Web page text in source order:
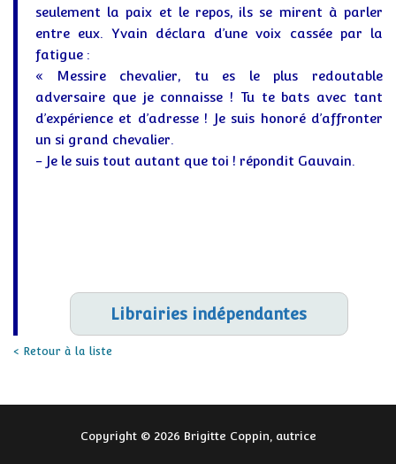
seulement la paix et le repos, ils se mirent à parler
entre eux. Yvain déclara d’une voix cassée par la
fatigue :
« Messire chevalier, tu es le plus redoutable
adversaire que je connaisse ! Tu te bats avec tant
d’expérience et d’adresse ! Je suis honoré d’affronter
un si grand chevalier.
- Je le suis tout autant que toi ! répondit Gauvain.
Librairies indépendantes
< Retour à la liste
Copyright © 2026 Brigitte Coppin, autrice